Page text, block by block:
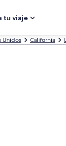
tu viaje
Unidos California